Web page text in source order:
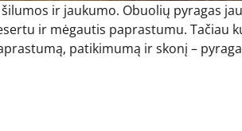
ir jaukumo. Obuolių pyragas jau
ir mėgautis paprastumu. Tačiau
patikimumą ir skonį –